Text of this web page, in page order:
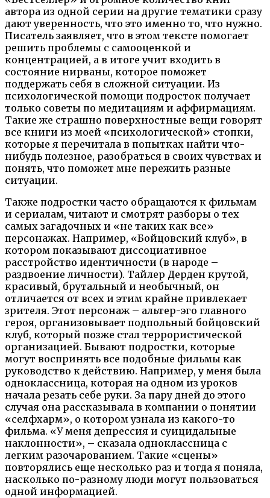
автора из одной серии на другие тематики сразу
дают уверенность, что это именно то, что нужно.
Писатель заявляет, что в этом тексте помогает
решить проблемы с самооценкой и
концентрацией, а в итоге учит входить в
состояние нирваны, которое поможет
поддержать себя в сложной ситуации. Из
психологической помощи подросток получает
только советы по медитациям и аффирмациям.
Такие же страшно поверхностные вещи говорят
все книги из моей «психологической» стопки,
которые я перечитала в попытках найти что-
нибудь полезное, разобраться в своих чувствах и
понять, что поможет мне пережить разные
ситуации.
Также подростки часто обращаются к фильмам
и сериалам, читают и смотрят разборы о тех
самых загадочных и «не таких как все»
персонажах. Например, «Бойцовский клуб», в
котором показывают диссоциативное
расстройство идентичности (в народе –
раздвоение личности). Тайлер Дерден крутой,
красивый, брутальный и необычный, он
отличается от всех и этим крайне привлекает
зрителя. Этот персонаж – альтер-эго главного
героя, организовывает подпольный бойцовский
клуб, который позже стал террористической
организацией. Бывают подростки, которые
могут воспринять все подобные фильмы как
руководство к действию. Например, у меня была
одноклассница, которая на одном из уроков
начала резать себе руки. За пару дней до этого
случая она рассказывала в компании о понятии
«селфхарм», о котором узнала из какого-то
фильма. «У меня депрессия и суицидальные
наклонности», – сказала одноклассница с
легким разочарованием. Такие «сцены»
повторялись еще несколько раз и тогда я поняла,
насколько по-разному люди могут пользоваться
одной информацией.